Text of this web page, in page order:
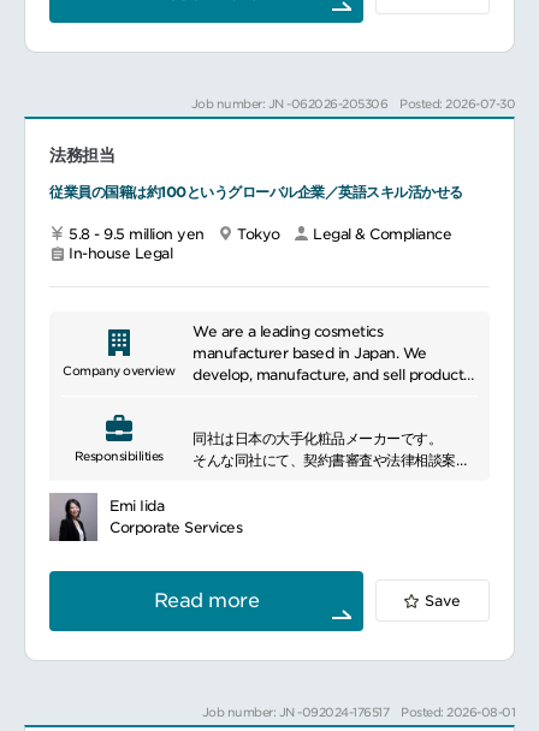
同社製品は全て日本で設計開発～製造を行っ
きている状態です。
す。
Additionally, we are committed to
offering services utilizing digital
technology, providing convenient and
after-sales support.
携を通じて、コンプライアンス体制の強化と
■主な業務内容
ション対応
関係部門との連携によるコンプライアンス体
業務プロセスの改善およびリスク管理の推進
■魅力ポイント
保険業法・関連法令の知識、顧客対応スキ
ル、文書作成スキルが活かせる職場です。
━━━━━━━━━━━━━━━#spotlightjob2
Job number: JN -062026-205306 Posted: 2026-07-30
法務担当
従業員の国籍は約100というグローバル企業／英語スキル活かせる
5.8 - 9.5 million yen Tokyo
Legal & Compliance
In-house Legal
Company overview
We are a leading cosmetics
manufacturer based in Japan. We
develop, manufacture, and sell products
beauty needs of our customers by using
high-quality and effective ingredients.
trends and technologies to continually
Additionally, we are committed to
pursuing sustainable business practices
by considering environmental impact
and engaging in social contribution
field of beauty and health.
Responsibilities
同社は日本の大手化粧品メーカーです。
そんな同社にて、契約書審査や法律相談案件
して化粧品ビジネスに限らず多様なビジネス
ら法務の専門性を高めるチャンスがありま
す。
柔軟な働き方を推進する環境で、法務のプロ
フェッショナルとして同社の未来を一緒に築
企業法務の高度な専門知識と実践力を基盤
Emi Iida
Corporate Services
Read more Save
Job number: JN -092024-176517 Posted: 2026-08-01